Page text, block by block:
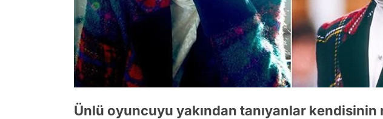
Ünlü oyuncuyu yakından tanıyanlar kendisinin